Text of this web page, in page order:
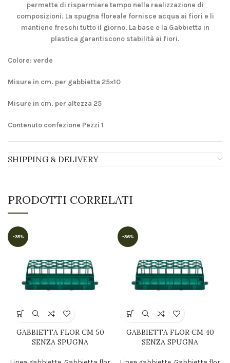
permette di risparmiare tempo nella realizzazione di
composizioni. La spugna floreale fornisce acqua ai fiori e li
mantiene freschi tutto il giorno. La base e la Gabbietta in
plastica garantiscono stabilità ai fiori.
Colore: verde
Misure in cm. per gabbietta 25×10
Misure in cm. per altezza 25
Contenuto confezione Pezzi 1
SHIPPING & DELIVERY
PRODOTTI CORRELATI
-35%
GABBIETTA FLOR CM 50
SENZA SPUGNA
-36%
GABBIETTA FLOR CM 40
SENZA SPUGNA